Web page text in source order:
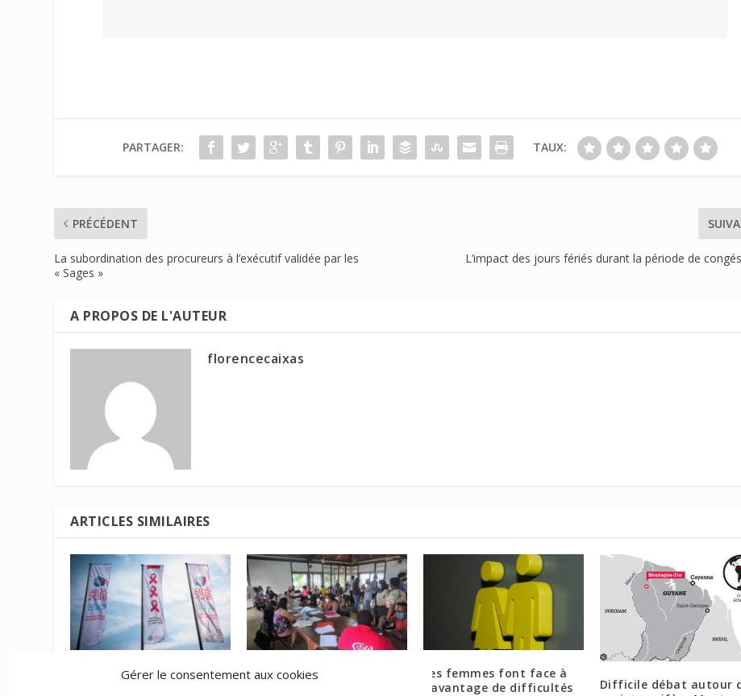
Gérer le consentement aux cookies
PARTAGER: TAUX:
PRÉCÉDENT
La subordination des procureurs à l’exécutif validée par les
« Sages »
L’impact des jours fériés durant la période de
A PROPOS DE L'AUTEUR
florencecaixas
ARTICLES SIMILAIRES
Sida, tuberculose,
Une mission
Les femmes font face à
davantage de difficultés
Difficile débat autour